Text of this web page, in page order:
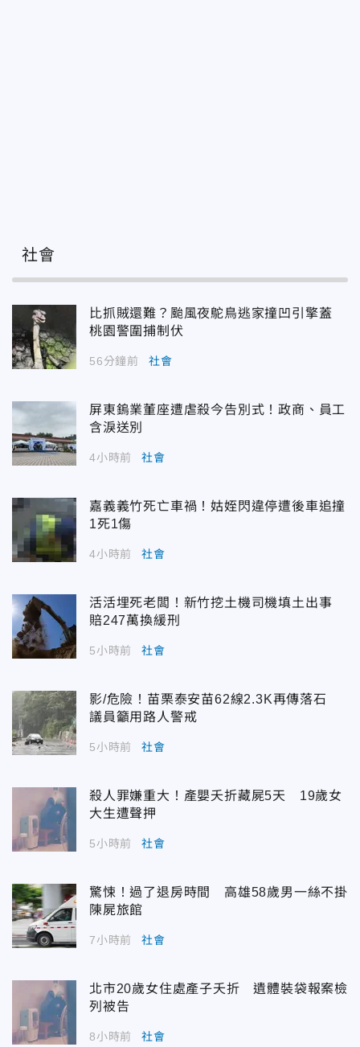
社會
比抓賊還難？颱風夜鴕鳥逃家撞凹引擎蓋
桃園警圍捕制伏
56分鐘前 社會
屏東鎢業董座遭虐殺今告別式！政商、員工
含淚送別
4小時前 社會
嘉義義竹死亡車禍！姑姪閃違停遭後車追撞
1死1傷
4小時前 社會
活活埋死老闆！新竹挖土機司機填土出事
賠247萬換緩刑
5小時前 社會
影/危險！苗栗泰安苗62線2.3K再傳落石
議員籲用路人警戒
5小時前 社會
殺人罪嫌重大！產嬰夭折藏屍5天 19歲女
大生遭聲押
5小時前 社會
驚悚！過了退房時間 高雄58歲男一絲不掛
陳屍旅館
7小時前 社會
北市20歲女住處產子夭折 遺體裝袋報案檢
列被告
8小時前 社會